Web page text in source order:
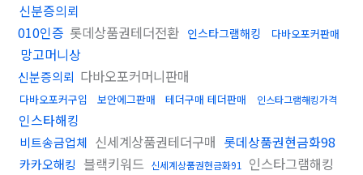
신분증의뢰
010인증 롯데상품권테더전환 인스타그램해킹 다바오포커판매
망고머니상
신분증의뢰 다바오포커머니판매
다바오포커구입 보안에그판매 테더구매 테더판매 인스타그램해킹가격
인스타해킹
비트송금업체 신세계상품권테더구매 롯데상품권현금화98
카카오해킹 블랙키워드 신세계상품권현금화91
인스타그램해킹